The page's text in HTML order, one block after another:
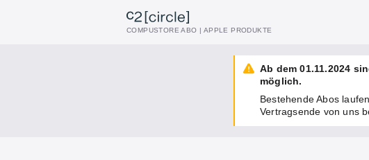
COMPUSTORE ABO | APPLE PRODUKTE
Ab dem 01.11.2024
möglich.
Bestehende Abos
Vertragsende von uns